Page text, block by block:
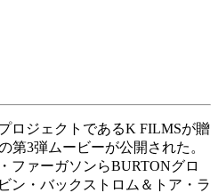
ロジェクトであるK FILMSが贈
第3弾ムービーが公開された。
ファーガソンらBURTONグロ
ン・バックストロム＆トア・ラ